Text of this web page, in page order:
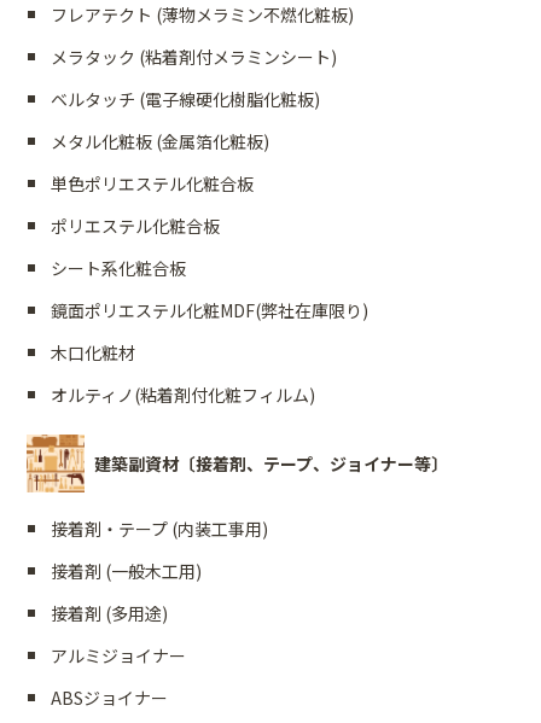
フレアテクト (薄物メラミン不燃化粧板)
メラタック (粘着剤付メラミンシート)
ベルタッチ (電子線硬化樹脂化粧板)
メタル化粧板 (金属箔化粧板)
単色ポリエステル化粧合板
ポリエステル化粧合板
シート系化粧合板
鏡面ポリエステル化粧MDF(弊社在庫限り)
木口化粧材
オルティノ(粘着剤付化粧フィルム)
建築副資材〔接着剤、テープ、ジョイナー等〕
接着剤・テープ (内装工事用)
接着剤 (一般木工用)
接着剤 (多用途)
アルミジョイナー
ABSジョイナー